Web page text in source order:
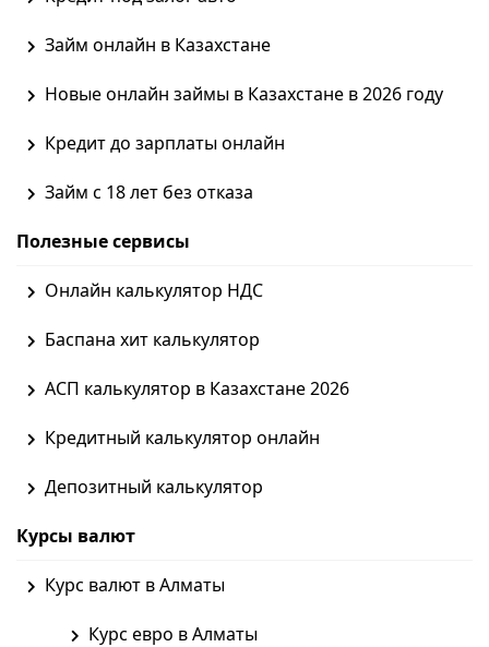
Займ онлайн в Казахстане
Новые онлайн займы в Казахстане в 2026 году
Кредит до зарплаты онлайн
Займ с 18 лет без отказа
Полезные сервисы
Онлайн калькулятор НДС
Баспана хит калькулятор
АСП калькулятор в Казахстане 2026
Кредитный калькулятор онлайн
Депозитный калькулятор
Курсы валют
Курс валют в Алматы
Курс евро в Алматы